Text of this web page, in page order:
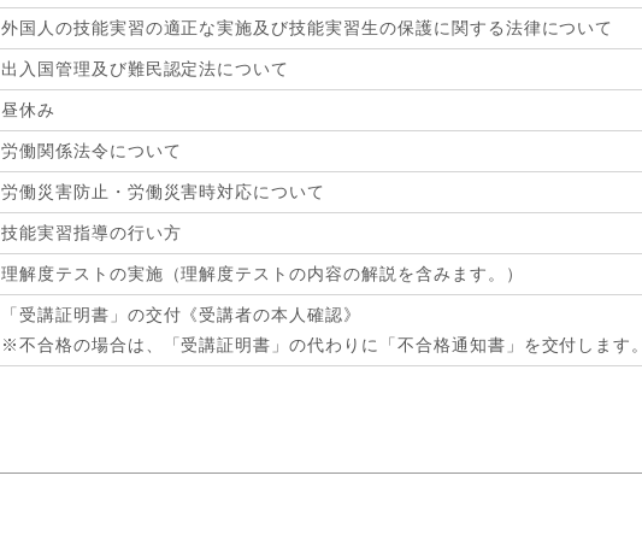
外国人の技能実習の適正な実施及び技能実習生の保護に関する法律について
出入国管理及び難民認定法について
昼休み
労働関係法令について
労働災害防止・労働災害時対応について
技能実習指導の行い方
理解度テストの実施（理解度テストの内容の解説を含みます。）
「受講証明書」の交付《受講者の本人確認》
※不合格の場合は、「受講証明書」の代わりに「不合格通知書」を交付します。